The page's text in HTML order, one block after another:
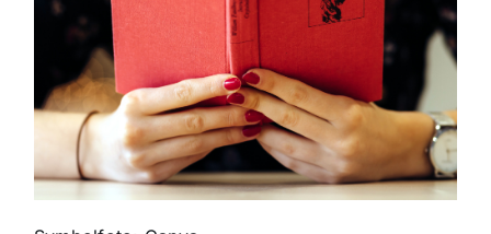
Themen und Termine
Gewinnspiele